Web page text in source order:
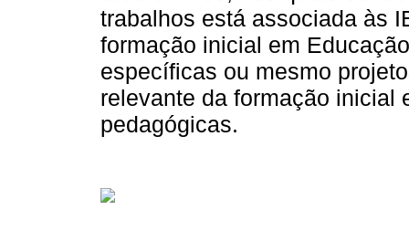
trabalhos está associada às
formação inicial em
específicas ou mesmo
relevante da formação inicial
pedagógicas.